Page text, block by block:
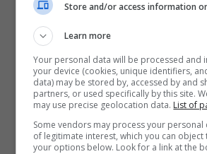
Store and/or access information
Learn more
Your personal data will be processed and
your device (cookies, unique identifiers,
data) may be stored by, accessed by and
partners, or used specifically by this site.
may use precise geolocation data. List of
Some vendors may process your personal
of legitimate interest, which you can object
your options below. Look for a link at the